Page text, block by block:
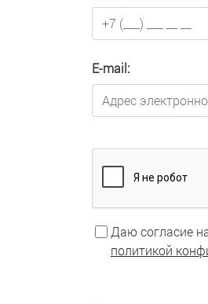
E-mail:
Даю согласие
политикой